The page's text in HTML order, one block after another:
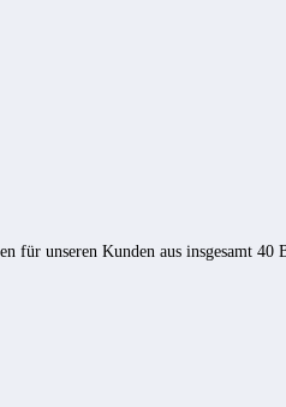
für unseren Kunden aus insgesamt